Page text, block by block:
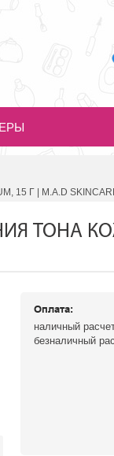
Г | M.A.D
ТОНА
Оплата:
наличный
безналичный